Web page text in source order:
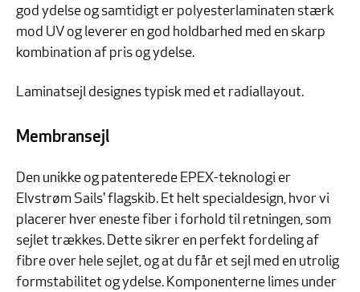
god ydelse og samtidigt er polyesterlaminaten stærk
mod UV og leverer en god holdbarhed med en skarp
kombination af pris og ydelse.
Laminatsejl designes typisk med et radiallayout.
Membransejl
Den unikke og patenterede EPEX-teknologi er
Elvstrøm Sails' flagskib. Et helt specialdesign, hvor vi
placerer hver eneste fiber i forhold til retningen, som
sejlet trækkes. Dette sikrer en perfekt fordeling af
fibre over hele sejlet, og at du får et sejl med en utrolig
formstabilitet og ydelse. Komponenterne limes under